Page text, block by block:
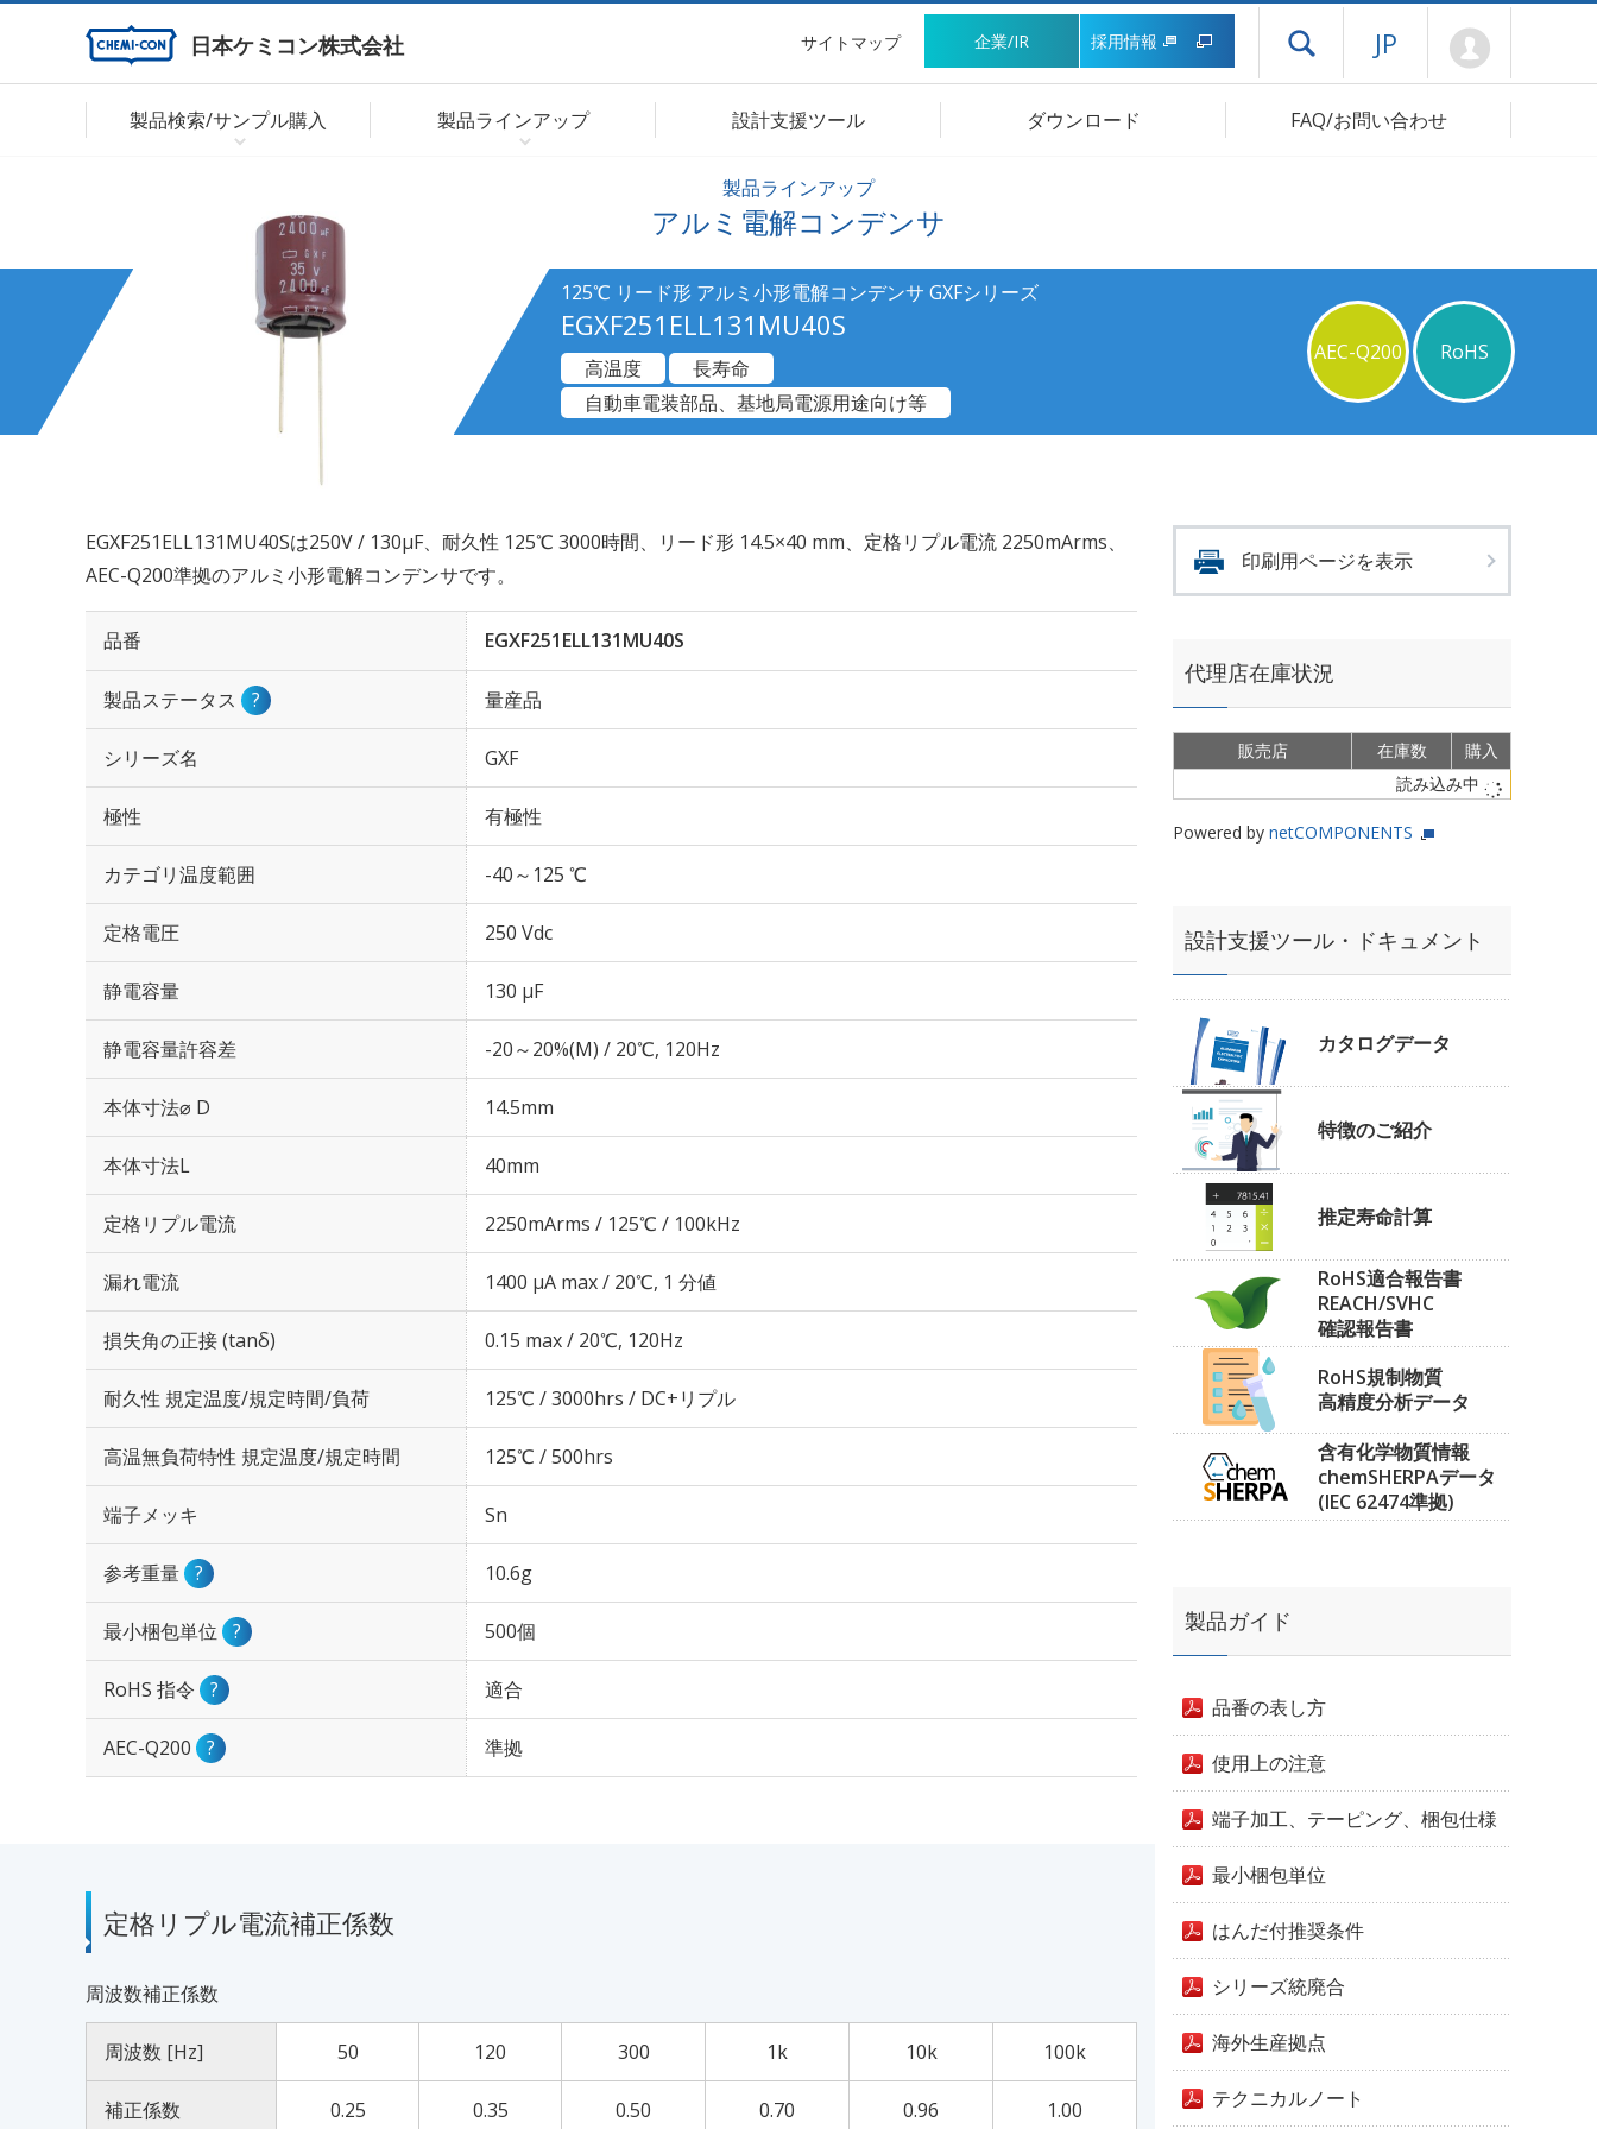
日本ケミコン株式会社 サイトマップ 企業/IR 採用情報 ドロワーメニューを開く
JP
製品検索/サンプル購入 製品ラインアップ 設計支援ツール ダウンロード FAQ/お問い合わせ
製品ラインアップ
アルミ電解コンデンサ
125℃ リード形 アルミ小形電解コンデンサ GXFシリーズ
EGXF251ELL131MU40S
AEC-Q200 RoHS
高温度
長寿命
自動車電装部品、基地局電源用途向け等
EGXF251ELL131MU40Sは250V / 130µF、耐久性 125℃ 3000時間、リード形 14.5×40 mm、定格リプル電流 2250mArms、
AEC-Q200準拠のアルミ小形電解コンデンサです。
品番 EGXF251ELL131MU40S
製品ステータス ? 量産品
シリーズ名 GXF
極性 有極性
カテゴリ温度範囲 -40～125 ℃
定格電圧 250 Vdc
静電容量 130 µF
静電容量許容差 -20～20%(M) / 20℃, 120Hz
本体寸法⌀ D 14.5mm
本体寸法L 40mm
定格リプル電流 2250mArms / 125℃ / 100kHz
漏れ電流 1400 μA max / 20℃, 1 分値
損失角の正接 (tanδ) 0.15 max / 20℃, 120Hz
耐久性 規定温度/規定時間/負荷 125℃ / 3000hrs / DC+リプル
高温無負荷特性 規定温度/規定時間 125℃ / 500hrs
端子メッキ Sn
参考重量 ? 10.6g
最小梱包単位 ? 500個
RoHS 指令 ? 適合
AEC-Q200 ? 準拠
定格リプル電流補正係数
周波数補正係数
周波数 [Hz] 50 120 300 1k 10k 100k
補正係数 0.25 0.35 0.50 0.70 0.96 1.00
印刷用ページを表示
代理店在庫状況
販売店 在庫数
購入
読み込み中
Powered by netCOMPONENTS
設計支援ツール・ドキュメント
カタログデータ
特徴のご紹介
推定寿命計算
RoHS適合報告書
REACH/SVHC
確認報告書
RoHS規制物質
高精度分析データ
含有化学物質情報
chemSHERPAデータ
(IEC 62474準拠)
製品ガイド
品番の表し方
使用上の注意
端子加工、テーピング、梱包仕様
最小梱包単位
はんだ付推奨条件
シリーズ統廃合
海外生産拠点
テクニカルノート